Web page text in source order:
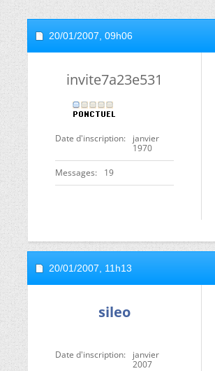
20/01/2007, 09h06
invite7a23e531
Date d'inscription
janvier
1970
Messages 19
20/01/2007, 11h13
sileo
Date d'inscription
janvier
2007